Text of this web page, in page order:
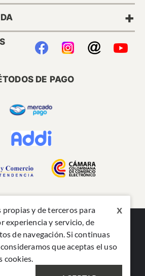
x
y de terceros para
experiencia y servicio, de
de navegación. Si continuas
que aceptas el uso
cookies.
+
DE PAGO